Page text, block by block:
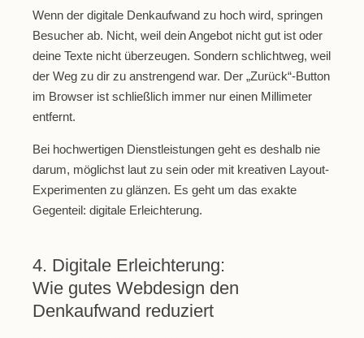
Wenn der digitale Denkaufwand zu hoch wird, springen
Besucher ab. Nicht, weil dein Angebot nicht gut ist oder
deine Texte nicht überzeugen. Sondern schlichtweg, weil
der Weg zu dir zu anstrengend war. Der „Zurück“-Button
im Browser ist schließlich immer nur einen Millimeter
entfernt.
Bei hochwertigen Dienstleistungen geht es deshalb nie
darum, möglichst laut zu sein oder mit kreativen Layout-
Experimenten zu glänzen. Es geht um das exakte
Gegenteil: digitale Erleichterung.
4. Digitale Erleichterung:
Wie gutes Webdesign den
Denkaufwand reduziert